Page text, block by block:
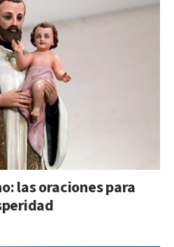
las oraciones para